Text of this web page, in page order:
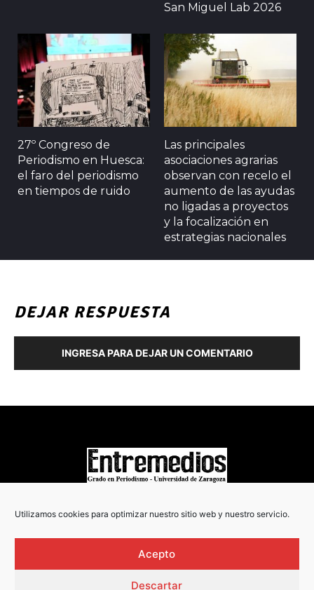
Utilizamos cookies para optimizar nuestro sitio web y nuestro servicio.
Acepto
Descartar
San Miguel Lab 2026
27º Congreso de
Periodismo en Huesca:
el faro del periodismo
en tiempos de ruido
Las principales
asociaciones agrarias
observan con recelo el
aumento de las ayudas
no ligadas a proyectos
y la focalización en
estrategias nacionales
DEJAR RESPUESTA
INGRESA PARA DEJAR UN COMENTARIO